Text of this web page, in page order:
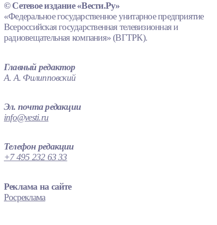
© Сетевое издание «Вести.Ру»
«Федеральное государственное унитарное предприятие
Всероссийская государственная телевизионная и
радиовещательная компания» (ВГТРК).
Главный редактор
А. А. Филипповский
Эл. почта редакции
info@vesti.ru
Телефон редакции
+7 495 232 63 33
Реклама на сайте
Росреклама